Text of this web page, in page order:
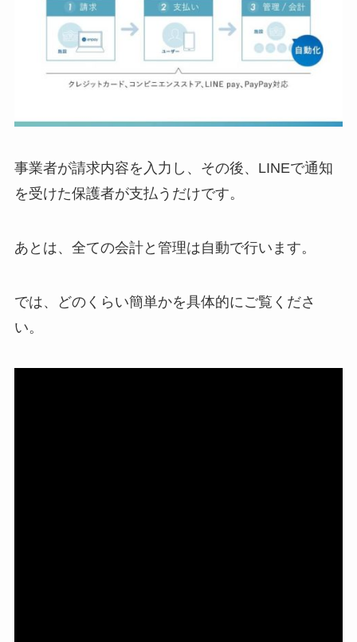
事業者が請求内容を入力し、その後、LINEで通知
を受けた保護者が支払うだけです。
あとは、全ての会計と管理は自動で行います。
では、どのくらい簡単かを具体的にご覧くださ
い。